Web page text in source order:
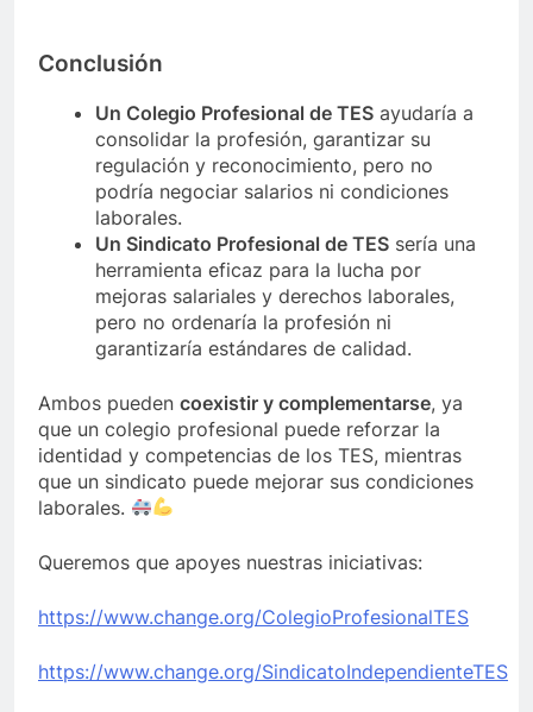
Conclusión
Un Colegio Profesional de TES ayudaría a
consolidar la profesión, garantizar su
regulación y reconocimiento, pero no
podría negociar salarios ni condiciones
laborales.
Un Sindicato Profesional de TES sería una
herramienta eficaz para la lucha por
mejoras salariales y derechos laborales,
pero no ordenaría la profesión ni
garantizaría estándares de calidad.
Ambos pueden coexistir y complementarse, ya
que un colegio profesional puede reforzar la
identidad y competencias de los TES, mientras
que un sindicato puede mejorar sus condiciones
laborales.
Queremos que apoyes nuestras iniciativas:
https://www.change.org/ColegioProfesionalTES
https://www.change.org/SindicatoIndependienteTES